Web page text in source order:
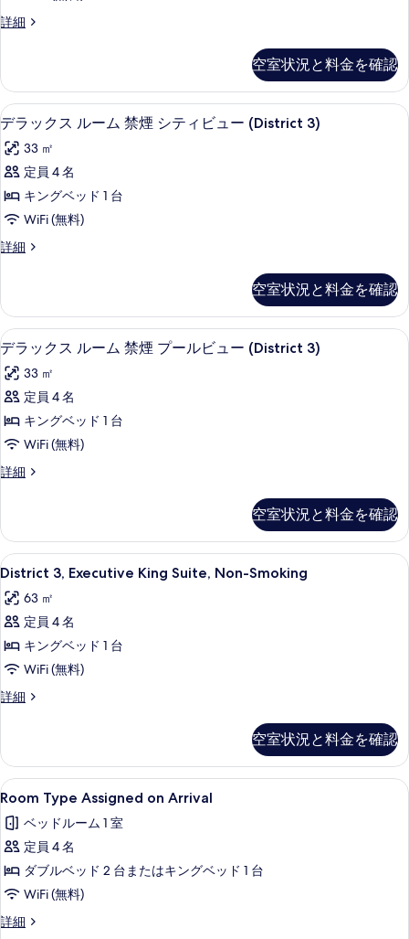
の
を
表
示
す
る
台
可
(District
3)
の
す
べ
て
の
を
表
示
す
る
2
可
(District
3)
の
詳
細
ー
キ
ン
グ
ベ
ッ
ド
1
台
可
(District
3)
の
す
べ
て
の
を
表
示
す
る
詳細
デ
ス
ル
ー
キ
ン
ベ
ッ
1
可
(District
3)
の
詳
細
空室状況と料金を確認
デ
ラ
ッ
ク
ス
ー
禁
煙
シ
テ
ィ
ビ
ュ
ー
の
す
べ
て
の
写
真
を
示
す
る
羽毛の掛け布団、ピロートップベッ
7
デラックス ルーム 禁煙 シティビュー (District 3)
33 ㎡
定員 4 名
キングベッド 1 台
WiFi (無料)
詳細
デ
ス
ル
ー
禁
煙
テ
ィ
ュ
の
詳
細
空室状況と料金を確認
デ
ラ
ッ
ク
ス
ー
禁
煙
プ
ー
ル
ビ
ュ
ー
の
す
べ
て
の
写
真
を
羽毛の掛け布団、ピロートップベッ
6
デラックス ルーム 禁煙 プールビュー (District 3)
33 ㎡
定員 4 名
キングベッド 1 台
WiFi (無料)
詳細
デ
ス
ル
ー
禁
煙
ー
ル
ュ
の
詳
細
空室状況と料金を確認
District
3,
Executive
King
Suite,
Non-
Smoking
べ
て
の
写
真
を
表
示
羽毛の掛け布団、ピロートップベッ
6
District 3, Executive King Suite, Non-Smoking
63 ㎡
定員 4 名
キングベッド 1 台
WiFi (無料)
詳細
District
Suite,
Non-
Smoking
詳
細
空室状況と料金を確認
Room
Type
Assigned
on
Arrival
の
す
Room Type Assigned on Arrival | 外観
6
Room Type Assigned on Arrival
ベッドルーム 1 室
定員 4 名
ダブルベッド 2 台またはキングベッド 1 台
WiFi (無料)
詳細
Room